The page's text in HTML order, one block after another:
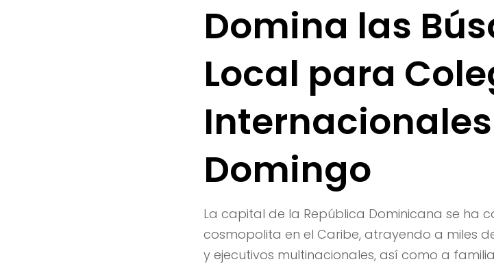
Domina las
Local para
Domingo
La capital de la República Dominicana se ha
cosmopolita en el Caribe, atrayendo a miles
y ejecutivos multinacionales, así como a